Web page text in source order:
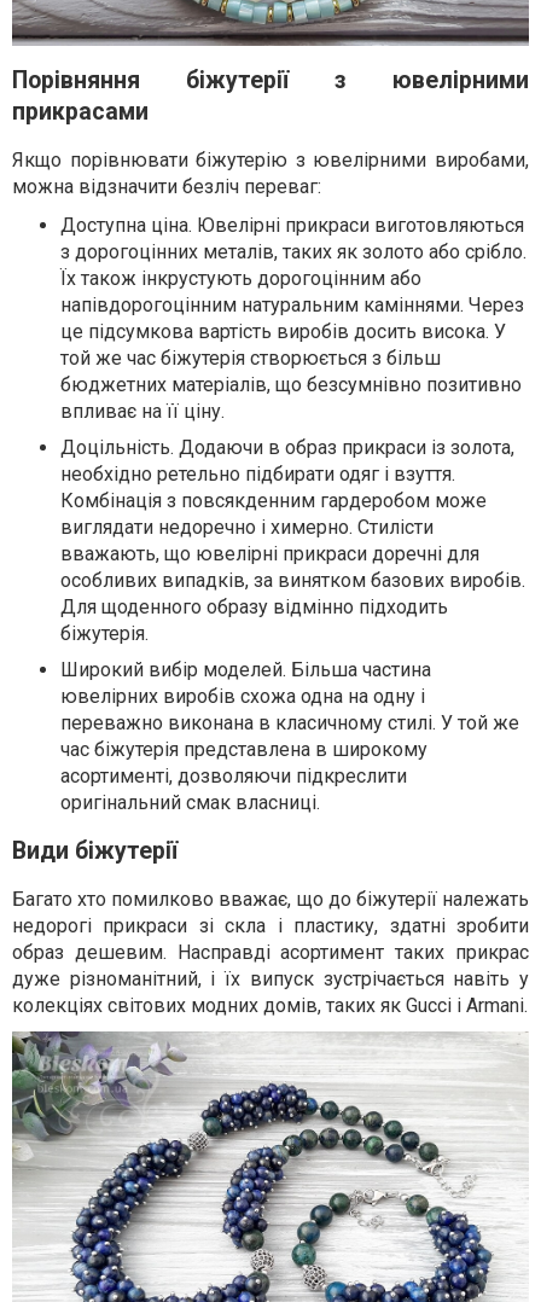
Порівняння біжутерії з ювелірними
прикрасами
Якщо порівнювати біжутерію з ювелірними виробами,
можна відзначити безліч переваг:
Доступна ціна. Ювелірні прикраси виготовляються
з дорогоцінних металів, таких як золото або срібло.
Їх також інкрустують дорогоцінним або
напівдорогоцінним натуральним каміннями. Через
це підсумкова вартість виробів досить висока. У
той же час біжутерія створюється з більш
бюджетних матеріалів, що безсумнівно позитивно
впливає на її ціну.
Доцільність. Додаючи в образ прикраси із золота,
необхідно ретельно підбирати одяг і взуття.
Комбінація з повсякденним гардеробом може
виглядати недоречно і химерно. Стилісти
вважають, що ювелірні прикраси доречні для
особливих випадків, за винятком базових виробів.
Для щоденного образу відмінно підходить
біжутерія.
Широкий вибір моделей. Більша частина
ювелірних виробів схожа одна на одну і
переважно виконана в класичному стилі. У той же
час біжутерія представлена в широкому
асортименті, дозволяючи підкреслити
оригінальний смак власниці.
Види біжутерії
Багато хто помилково вважає, що до біжутерії належать
недорогі прикраси зі скла і пластику, здатні зробити
образ дешевим. Насправді асортимент таких прикрас
дуже різноманітний, і їх випуск зустрічається навіть у
колекціях світових модних домів, таких як Gucci і Armani.